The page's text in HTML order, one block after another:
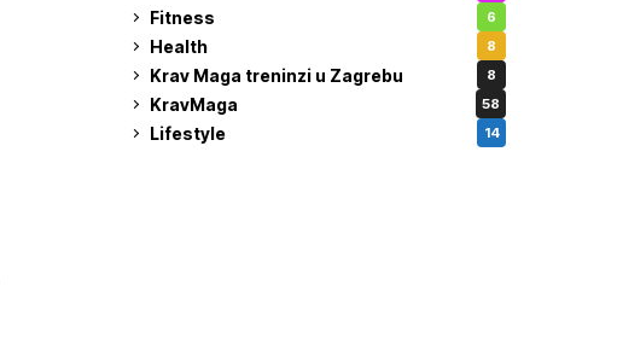
Fitness 6
Health 8
Krav Maga treninzi u Zagrebu 8
KravMaga 58
Lifestyle 14